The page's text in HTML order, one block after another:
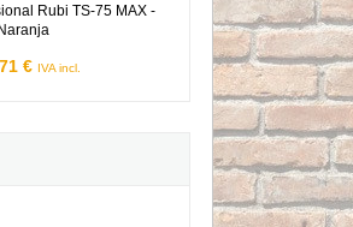
Rubi TS-75 MAX -
€ IVA incl.